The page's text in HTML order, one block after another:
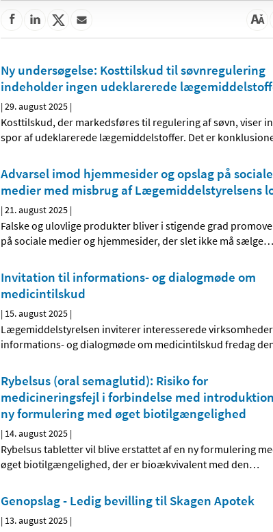
Ny undersøgelse: Kosttilskud til søvnregulering
indeholder ingen udeklarerede
|29. august 2025 |
Kosttilskud, der markedsføres til regulering af søvn, viser
spor af udeklarerede lægemiddelstoffer. Det er
Advarsel imod hjemmesider og opslag på sociale
medier med misbrug af Lægemiddelstyrelsens
|21. august 2025 |
Falske og ulovlige produkter bliver i stigende grad
på sociale medier og hjemmesider, der slet ikke må sælge…
Invitation til informations- og dialogmøde om
medicintilskud
| 15. august 2025 |
Lægemiddelstyrelsen inviterer interesserede
informations- og dialogmøde om medicintilskud fredag
Rybelsus (oral semaglutid): Risiko for
medicineringsfejl i forbindelse med
ny formulering med øget biotilgængelighed
| 14. august 2025 |
Rybelsus tabletter vil blive erstattet af en ny formulering
øget biotilgængelighed, der er bioækvivalent med den…
Genopslag - Ledig bevilling til Skagen Apotek
| 13. august 2025 |